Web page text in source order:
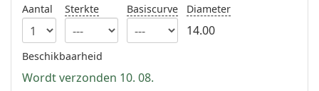
Alle merken
Persol
Prada
Alle merken
Offline
Aantal Sterkte Basiscurve Diameter
14.00
Beschikbaarheid
Wordt verzonden 10. 08.